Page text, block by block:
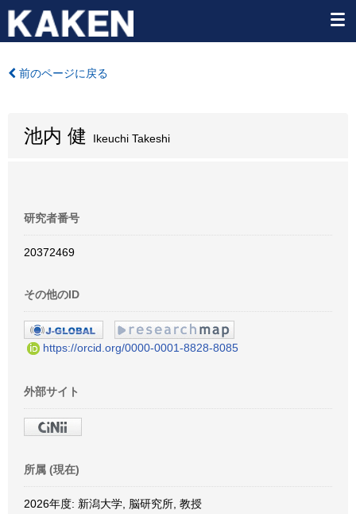
前のページに戻る
池内 健 Ikeuchi Takeshi
研究者番号
20372469
その他のID
https://orcid.org/0000-0001-8828-8085
外部サイト
所属 (現在)
2026年度: 新潟大学, 脳研究所, 教授